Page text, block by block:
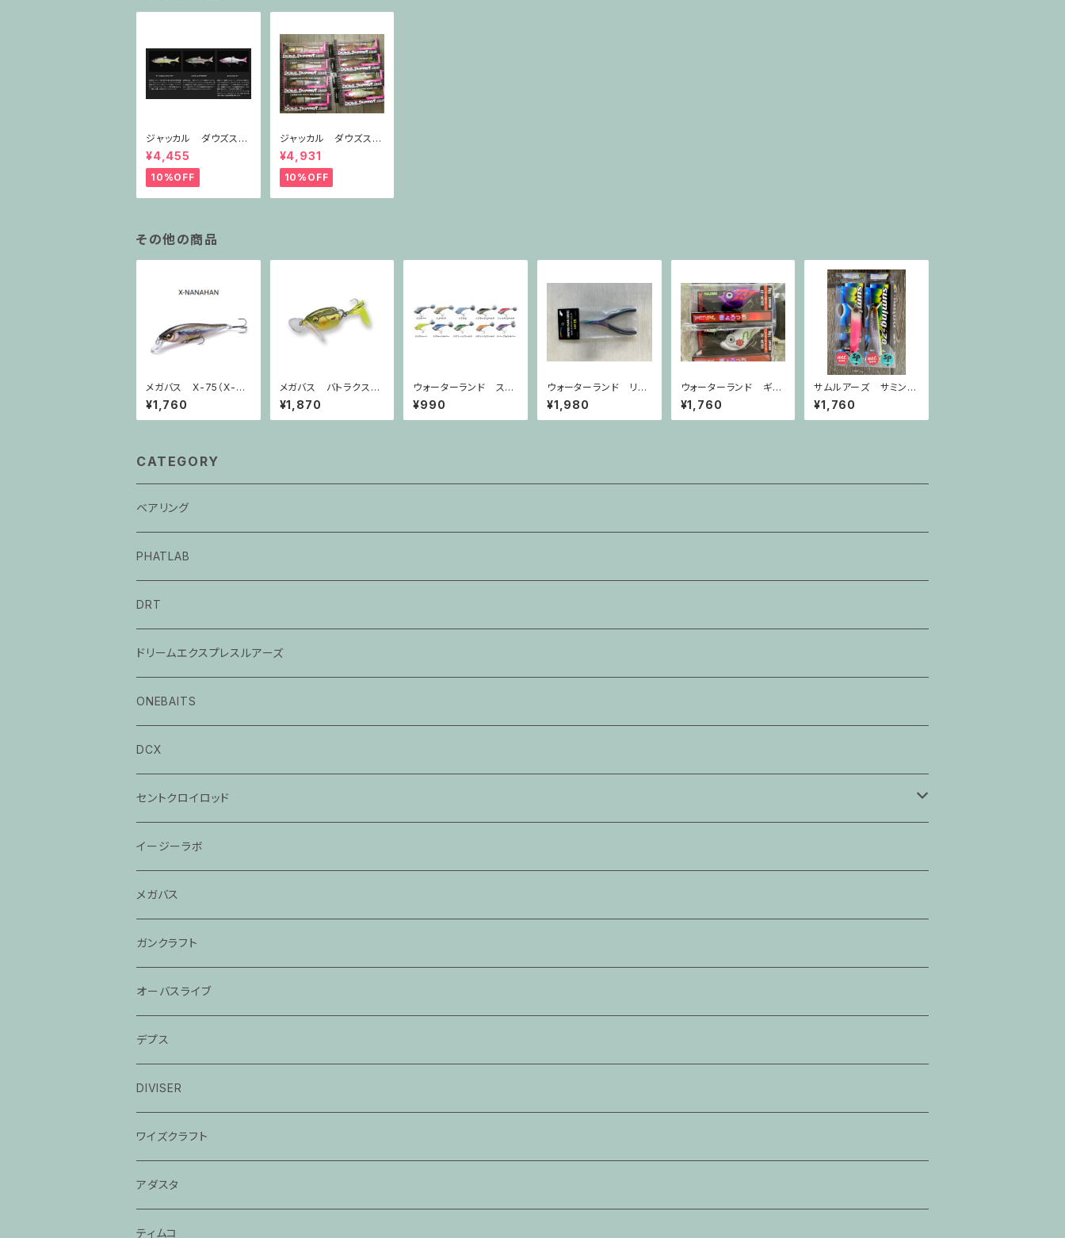
ジャッカル ダウズスイ
マー180SF
¥4,455
10%OFF
ジャッカル ダウズスイ
マー220SF
¥4,931
10%OFF
その他の商品
メガバス X-75（X-NA
NAHAN）
¥1,760
メガバス バトラクス
BATRA-X
¥1,870
ウォーターランド スピ
ンソニック18g 原点回
帰モデル
¥990
ウォーターランド リミ
テッドプライヤーSS
¥1,980
ウォーターランド ギョ
ロッチ ブラッディロー
ズ＆シノビート
¥1,760
サムルアーズ サミング
70SP（NAT）
¥1,760
CATEGORY
ベアリング
PHATLAB
DRT
ドリームエクスプレスルアーズ
ONEBAITS
DCX
セントクロイロッド
ビクトリー
レジェンドグラス
モジョバス旧モデル
モジョバス
モジョバスグラス
バスエックス
2024モジョバス
2024モジョバスグラス
イージーラボ
メガバス
ガンクラフト
オーバスライブ
デプス
DIVISER
ワイズクラフト
アダスタ
ティムコ